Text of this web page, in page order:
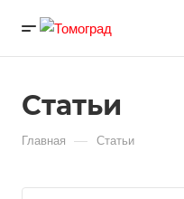
Статьи
Главная — Статьи